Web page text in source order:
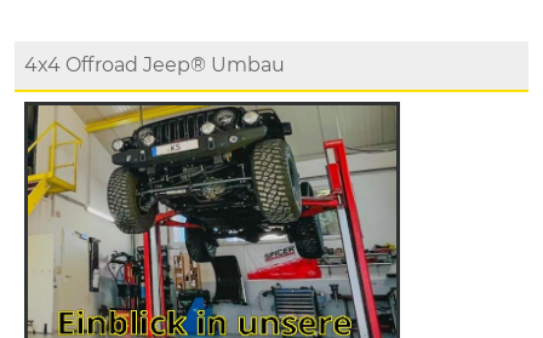
4x4 Offroad Jeep® Umbau